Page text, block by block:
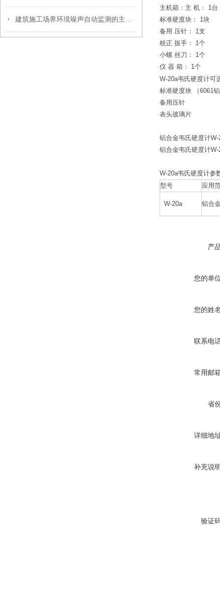
主机箱：主 机： 1台
标准硬度块： 1块
备用 压针： 1支
校正 扳手： 1个
小螺 丝刀： 1个
仪 器 箱： 1个
W-20a韦氏硬度计可
标准硬度块 （6061
备用压针
表头玻璃片
铝合金韦氏硬度计
铝合金韦氏硬度计
W-20a韦氏硬度计参
型号
应用
W-20a 铝合
产
您的单
您的姓
联系电
常用邮
省
详细地
补充说
验证